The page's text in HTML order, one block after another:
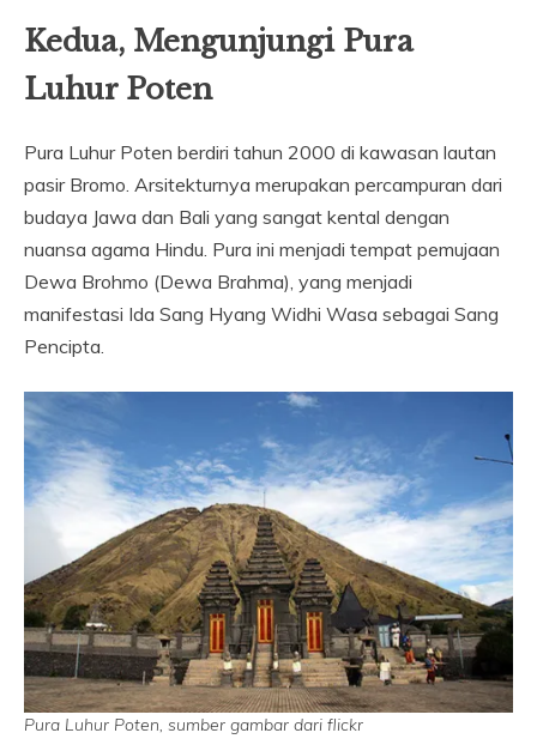
Kedua, Mengunjungi Pura
Luhur Poten
Pura Luhur Poten berdiri tahun 2000 di kawasan lautan
pasir Bromo. Arsitekturnya merupakan percampuran dari
budaya Jawa dan Bali yang sangat kental dengan
nuansa agama Hindu. Pura ini menjadi tempat pemujaan
Dewa Brohmo (Dewa Brahma), yang menjadi
manifestasi Ida Sang Hyang Widhi Wasa sebagai Sang
Pencipta.
Pura Luhur Poten, sumber gambar dari flickr